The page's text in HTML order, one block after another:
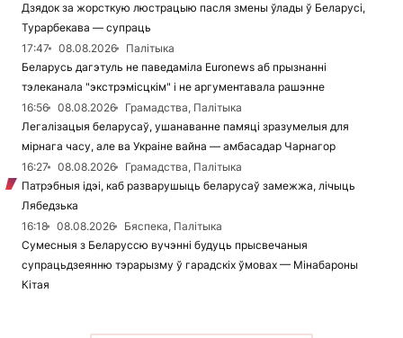
Дзядок за жорсткую люстрацыю пасля змены ўлады ў Беларусі,
Турарбекава — супраць
17:47
08.08.2026
Палітыка
Беларусь дагэтуль не паведаміла Euronews аб прызнанні
тэлеканала "экстрэмісцкім" і не аргументавала рашэнне
16:56
08.08.2026
Грамадства, Палітыка
Легалізацыя беларусаў, ушанаванне памяці зразумелыя для
мірнага часу, але ва Украіне вайна — амбасадар Чарнагор
16:27
08.08.2026
Грамадства, Палітыка
Патрэбныя ідэі, каб разварушыць беларусаў замежжа, лічыць
Лябедзька
16:18
08.08.2026
Бяспека, Палітыка
Сумесныя з Беларуссю вучэнні будуць прысвечаныя
супрацьдзеянню тэрарызму ў гарадскіх ўмовах — Мінабароны
Кітая